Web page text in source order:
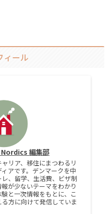
ィール
編集部
リア、移住にまつわるリ
アです。デンマークを中
、留学、生活費、ビザ制
が少ないテーマをわかり
と一次情報をもとに、こ
方に向けて発信していま